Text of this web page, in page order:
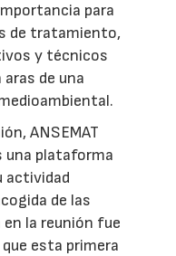
para
de tratamiento,
y técnicos
de una
ANSEMAT
una plataforma
actividad
de las
la reunión fue
esta primera